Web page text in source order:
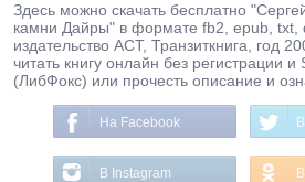
Здесь можно скачать бесплатно
камни Дайры" в формате fb2, epub, txt,
издательство АСТ, Транзиткнига, год
читать книгу онлайн без регистрации
(ЛибФокс) или прочесть описание и
На Facebook
В Instagram